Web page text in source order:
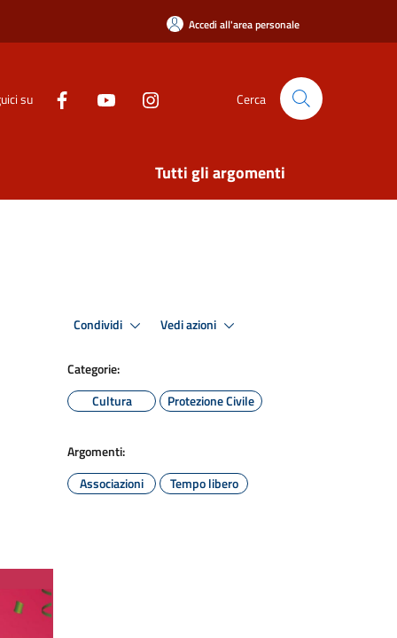
Accedi all'area personale
su Cerca
Tutti gli argomenti
Condividi Vedi azioni
Categorie:
Cultura
Protezione Civile
Argomenti:
Associazioni
Tempo libero